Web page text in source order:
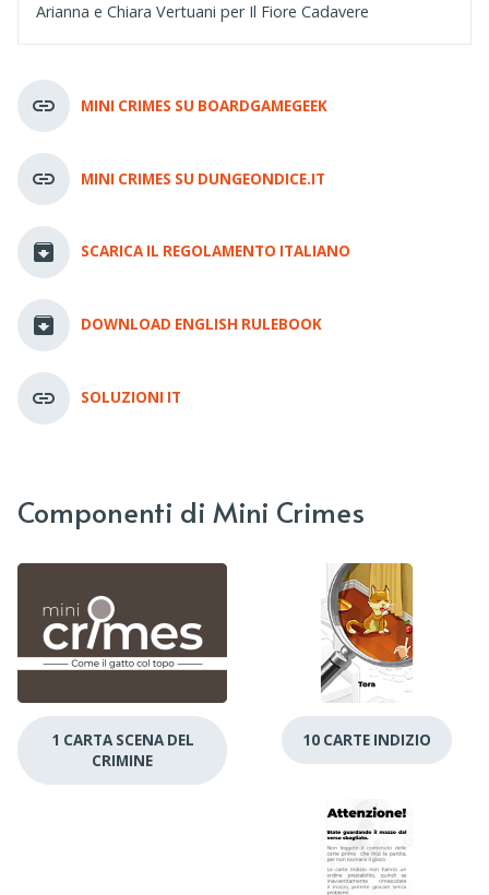
Arianna e Chiara Vertuani per Il Fiore Cadavere
MINI CRIMES SU BOARDGAMEGEEK
MINI CRIMES SU DUNGEONDICE.IT
SCARICA IL REGOLAMENTO ITALIANO
DOWNLOAD ENGLISH RULEBOOK
SOLUZIONI IT
Componenti di Mini Crimes
1 CARTA SCENA DEL
CRIMINE
10 CARTE INDIZIO